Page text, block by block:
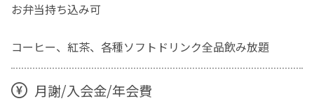
お弁当持ち込み可
コーヒー、紅茶、各種ソフトドリンク全品飲み放題
月謝/入会金/年会費